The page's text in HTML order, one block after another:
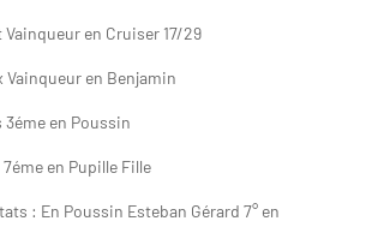
en Cruiser 17/29
en Benjamin
en Poussin
en Pupille Fille
: En Poussin Esteban Gérard 7° en